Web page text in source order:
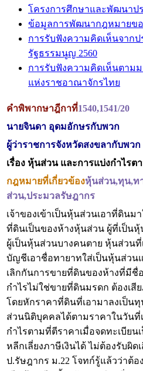
โครงการศึกษาและพัฒนาป
ข้อมูลการพัฒนากฎหมายขอ
การรับฟังความคิดเห็นจาก
รัฐธรรมนูญ 2560
การรับฟังความคิดเห็นตาม
แห่งราชอาณาจักรไทย
คำพิพากษาฎีกาที่1540,1541/20
นายจินดา อุดมอักษรกับพวก
ผู้ว่าราชการจังหวัดสงขลากับพวก
เรื่อง หุ้นส่วน และการแบ่งกำไรต
กฎหมายที่เกี่ยวข้องหุ้นส่วน,ทุน,ท
ส่วน,ประมวลรัษฎากร
เจ้าของเข้าเป็นหุ้นส่วนเอาที่ดิน
ที่ดินเป็นของห้างหุ้นส่วน ผู้ที่เป็น
ผู้เป็นหุ้นส่วนบางคนตาย หุ้นส่วน
บัญชีเอาชื่อทายาทใส่เป็นหุ้นส่ว
เลิกกันการขายที่ดินของห้างที่มีชื่
กำไรไม่ใช่ขายที่ดินมรดก ต้องเสี
โดยหักราคาที่ดินที่เอามาลงเป็น
ส่วนนิติบุคคลได้ตามราคาในวันที่
กำไรตามที่ตีราคาเมื่อจดทะเบียน
หลีกเลี่ยงภาษีเงินได้ ไม่ต้องรับผิด
ป.รัษฎากร ม.22 โจทก์รู้แล้วว่าต้อ